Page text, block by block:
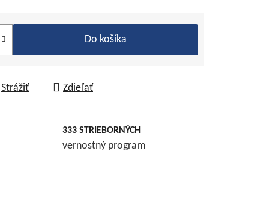
Do košíka
Strážiť Zdieľať
333 STRIEBORNÝCH
vernostný program